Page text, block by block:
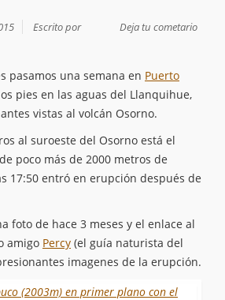
Deja tu cometario
Escrito por
pasamos una semana en Puerto
pies en las aguas del Llanquihue,
vistas al volcán Osorno.
al suroeste del Osorno está el
poco más de 2000 metros de
17:50 entró en erupción después de
foto de hace 3 meses y el enlace al
amigo Percy (el guía naturista del
imagenes de la erupción.